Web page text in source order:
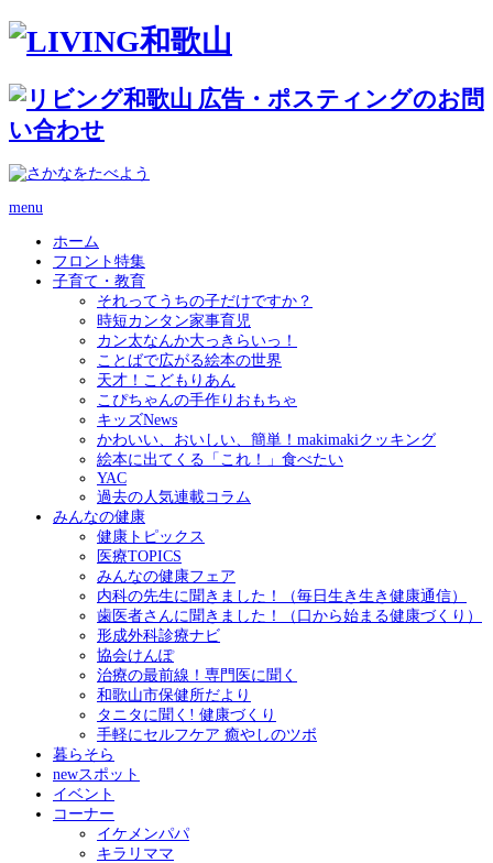
menu
ホーム
フロント特集
子育て・教育
それってうちの子だけですか？
時短カンタン家事育児
カン太なんか大っきらいっ！
ことばで広がる絵本の世界
天才！こどもりあん
こぴちゃんの手作りおもちゃ
キッズNews
かわいい、おいしい、簡単！makimakiクッキング
絵本に出てくる「これ！」食べたい
YAC
過去の人気連載コラム
みんなの健康
健康トピックス
医療TOPICS
みんなの健康フェア
内科の先生に聞きました！（毎日生き生き健康通信）
歯医者さんに聞きました！（口から始まる健康づくり）
形成外科診療ナビ
協会けんぽ
治療の最前線！専門医に聞く
和歌山市保健所だより
タニタに聞く! 健康づくり
手軽にセルフケア 癒やしのツボ
暮らそら
newスポット
イベント
コーナー
イケメンパパ
キラリママ